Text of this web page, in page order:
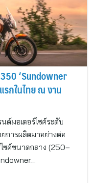
‘Sundowner
กในไทย ณ งาน
ด์มอเตอร์ไซค์ระดับ
การผลิตมาอย่างต่อ
ซค์ขนาดกลาง (250–